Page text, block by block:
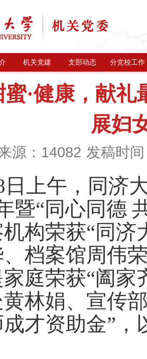
机关党建 支部动态 分党校工作
蜜·健康，献
展妇
源：14082 发稿时
日上午，同济
暨“同心同德
构荣获“同济
档案馆周伟
家庭荣获“阖
林娟、宣传
才资助金”，